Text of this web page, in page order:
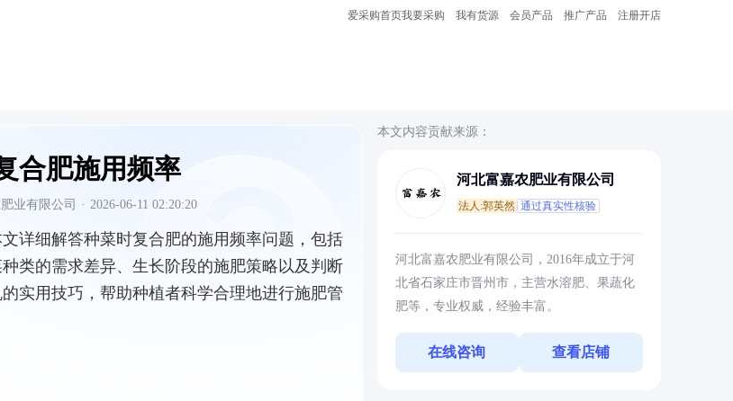
爱采购首页我要采购 我有货源 会员产品 推广产品 注册开店
合肥施用频率
业有限公司 · 2026-06-11 02:20:20
详细解答种菜时复合肥的施用频率问题，包括
类的需求差异、生长阶段的施肥策略以及判断
实用技巧，帮助种植者科学合理地进行施肥管
本文内容贡献来源：
河北富嘉农肥业有限公司
法人:郭英然 通过真实性核验
河北富嘉农肥业有限公司，2016年成立于河
北省石家庄市晋州市，主营水溶肥、果蔬化
肥等，专业权威，经验丰富。
在线咨询 查看店铺